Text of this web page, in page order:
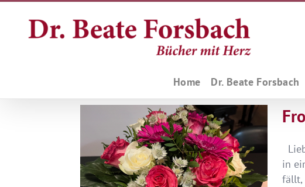
Zum
springen
Home Dr. Beate Forsbach
in
fällt,